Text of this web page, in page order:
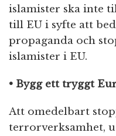
islamister ska inte
till EU i syfte att
propaganda och
islamister i EU.
• Bygg ett tryggt
Att omedelbart
terrorverksamhet,